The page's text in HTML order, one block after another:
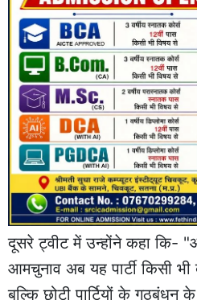
दूसरे ट्वीट में उन्होंने कहा कि-
आमचुनाव अब यह पार्टी किसी भी
बल्कि छोटी पार्टियों के गठबंधन